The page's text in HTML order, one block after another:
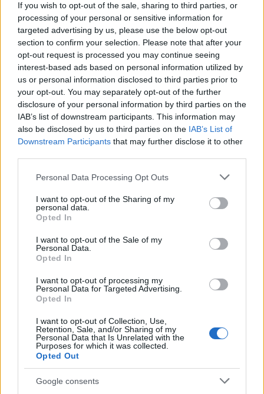
If you wish to opt-out of the sale, sharing to third parties, or
processing of your personal or sensitive information for
targeted advertising by us, please use the below opt-out
section to confirm your selection. Please note that after your
opt-out request is processed you may continue seeing
interest-based ads based on personal information utilized by
us or personal information disclosed to third parties prior to
your opt-out. You may separately opt-out of the further
disclosure of your personal information by third parties on the
IAB’s list of downstream participants. This information may
also be disclosed by us to third parties on the IAB’s List of
Downstream Participants that may further disclose it to other
Please note that this website/app uses one or more Google
not limited to your visit or usage behaviour. You may click to
grant or deny consent to Google and its third-party tags to
use your data for below specified purposes in below Google
consent section.
Personal Data Processing Opt Outs
I want to opt-out of the Sharing of my
personal data.
Opted In
I want to opt-out of the Sale of my
Personal Data.
Opted In
I want to opt-out of processing my
Personal Data for Targeted Advertising.
Opted In
I want to opt-out of Collection, Use,
Retention, Sale, and/or Sharing of my
Personal Data that Is Unrelated with the
Purposes for which it was collected.
Opted Out
Google consents
AUTORE
AiAdhubMedia